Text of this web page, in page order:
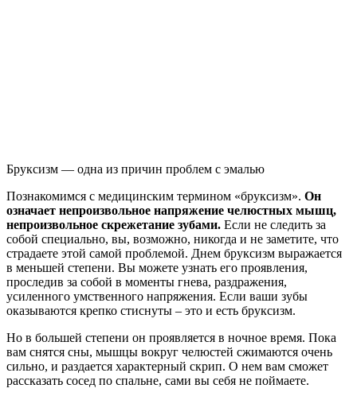
Бруксизм — одна из причин проблем с эмалью
Познакомимся с медицинским термином «бруксизм». Он
означает непроизвольное напряжение челюстных мышц,
непроизвольное скрежетание зубами. Если не следить за
собой специально, вы, возможно, никогда и не заметите, что
страдаете этой самой проблемой. Днем бруксизм выражается
в меньшей степени. Вы можете узнать его проявления,
проследив за собой в моменты гнева, раздражения,
усиленного умственного напряжения. Если ваши зубы
оказываются крепко стиснуты – это и есть бруксизм.
Но в большей степени он проявляется в ночное время. Пока
вам снятся сны, мышцы вокруг челюстей сжимаются очень
сильно, и раздается характерный скрип. О нем вам сможет
рассказать сосед по спальне, сами вы себя не поймаете.